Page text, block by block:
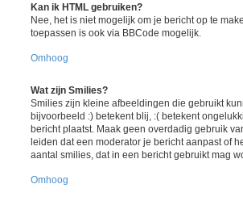
Kan ik HTML gebruiken?
Nee, het is niet mogelijk om je bericht op te
toepassen is ook via BBCode mogelijk.
Omhoog
Wat zijn Smilies?
Smilies zijn kleine afbeeldingen die gebruikt
bijvoorbeeld :) betekent blij, :( betekent
bericht plaatst. Maak geen overdadig gebruik
leiden dat een moderator je bericht aanpast of
aantal smilies, dat in een bericht gebruikt mag
Omhoog